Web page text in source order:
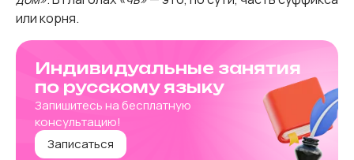
или корня.
Индивидуальные занятия
по русскому языку
Запишитесь на бесплатную
консультацию!
Записаться